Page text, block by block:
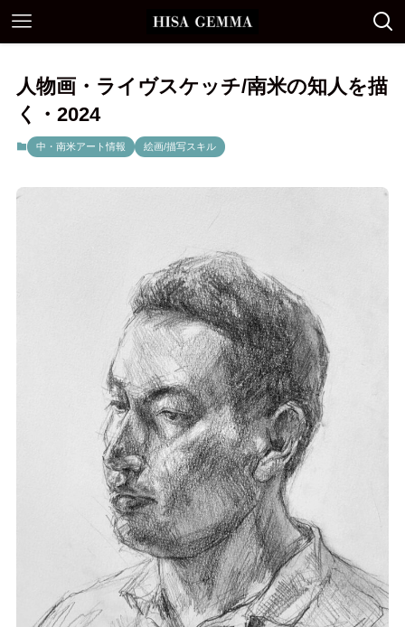
人物画・ライヴスケッチ/南米の知人を描
く・2024
中・南米アート情報 絵画/描写スキル